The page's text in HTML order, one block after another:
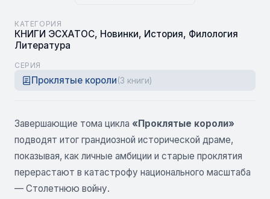
КАТЕГОРИЯ
КНИГИ ЭСХАТОС, Новинки, История, Филология
Литература
СЕРИЯ
Проклятые короли(3 книги)
Завершающие тома цикла «Проклятые короли»
подводят итог грандиозной исторической драме,
показывая, как личные амбиции и старые проклятия
перерастают в катастрофу национального масштаба
— Столетнюю войну.